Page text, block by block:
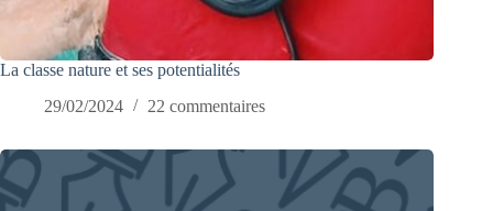
La classe nature et ses potentialités
29/02/2024
22 commentaires